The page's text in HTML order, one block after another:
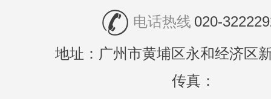
电话热线 020-
地址：广州市黄埔区永和经济区
传真：